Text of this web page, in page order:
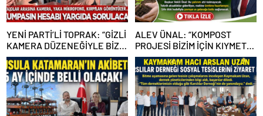
YENİ PARTİ’Lİ TOPRAK: “GİZLİ
KAMERA DÜZENEĞİYLE BİZE
ALGI OPERASYONU YAPILDI”
ALEV ÜNAL: “KOMPOST
PROJESİ BİZİM İÇİN KIYMETLİ,
ÜRETİME GEÇECEĞİZ”